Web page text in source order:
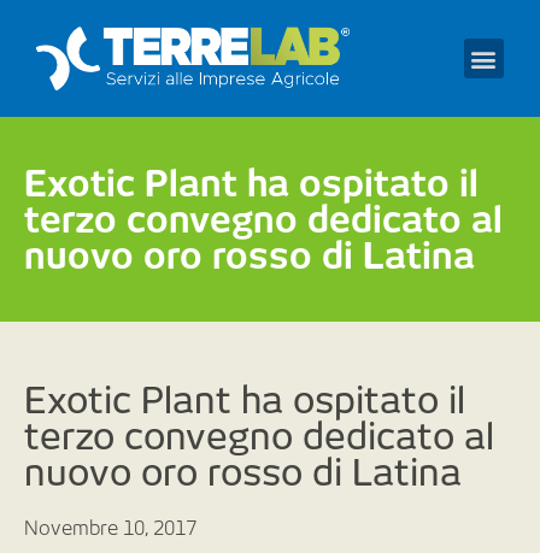
Exotic Plant ha ospitato il
terzo convegno dedicato al
nuovo oro rosso di Latina
Exotic Plant ha ospitato il
terzo convegno dedicato al
nuovo oro rosso di Latina
Novembre 10, 2017